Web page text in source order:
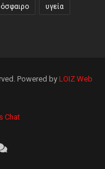
υγεία
Powered by LOIZ Web
Chat
Hours